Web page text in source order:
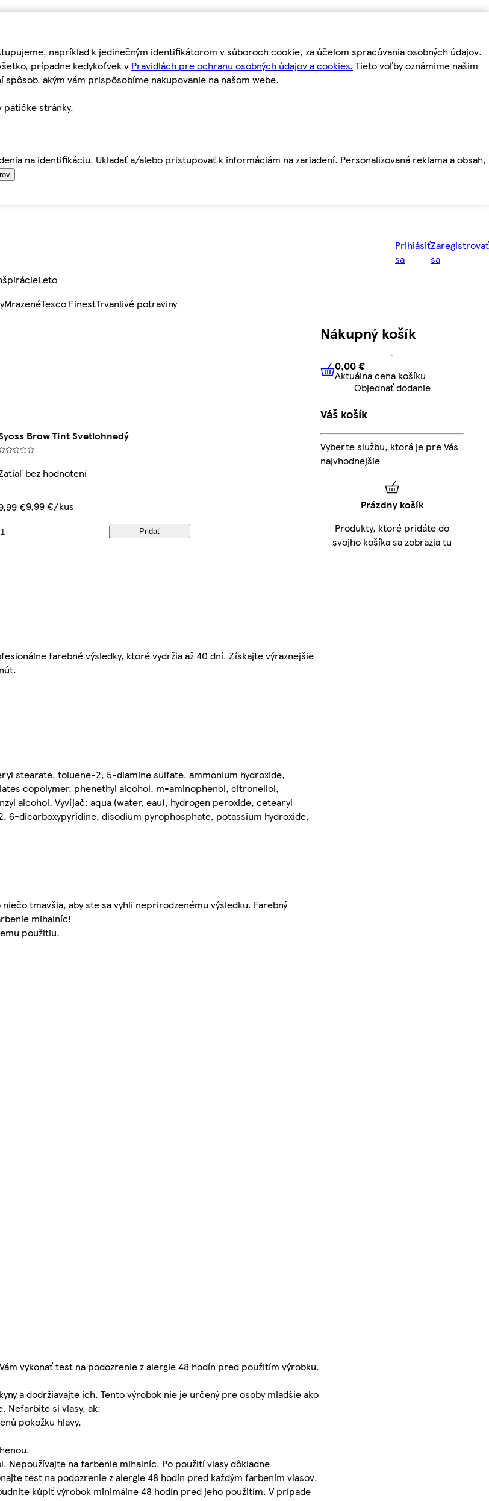
napríklad k jedinečným identifikátorom v súboroch cookie, za účelom spracúvania osobných údajov.
prípadne kedykoľvek v Pravidlách pre ochranu osobných údajov a cookies. Tieto voľby oznámime našim
akým vám prispôsobíme nakupovanie na našom webe.
pätičke stránky.
na identifikáciu. Ukladať a/alebo pristupovať k informáciám na zariadení. Personalizovaná reklama a obsah,
Prihlásiť
sa
Zaregistrovať
sa
Leto
MrazenéTesco FinestTrvanlivé potraviny
Brow Tint Svetlohnedý
bez hodnotení
€9,99 €/kus
Pridať
farebné výsledky, ktoré vydržia až 40 dní. Získajte výraznejšie
stearate, toluene-2, 5-diamine sulfate, ammonium hydroxide,
copolymer, phenethyl alcohol, m-aminophenol, citronellol,
alcohol, Vyvíjač: aqua (water, eau), hydrogen peroxide, cetearyl
dicarboxypyridine, disodium pyrophosphate, potassium hydroxide,
tmavšia, aby ste sa vyhli neprirodzenému výsledku. Farebný
mihalníc!
použitiu.
Vám vykonať test na podozrenie z alergie 48 hodín pred použitím výrobku.
a dodržiavajte ich. Tento výrobok nie je určený pre osoby mladšie ako
Nefarbite si vlasy, ak:
pokožku hlavy,
Nepoužívajte na farbenie mihalníc. Po použití vlasy dôkladne
test na podozrenie z alergie 48 hodín pred každým farbením vlasov,
kúpiť výrobok minimálne 48 hodín pred jeho použitím. V prípade
Nákupný košík
0,00 € Aktuálna cena košíku
0,00 €
Aktuálna cena košíku
Objednať dodanie
Váš košík
Vyberte službu, ktorá je pre Vás
najvhodnejšie
Prázdny košík
Produkty, ktoré pridáte do
svojho košíka sa zobrazia tu